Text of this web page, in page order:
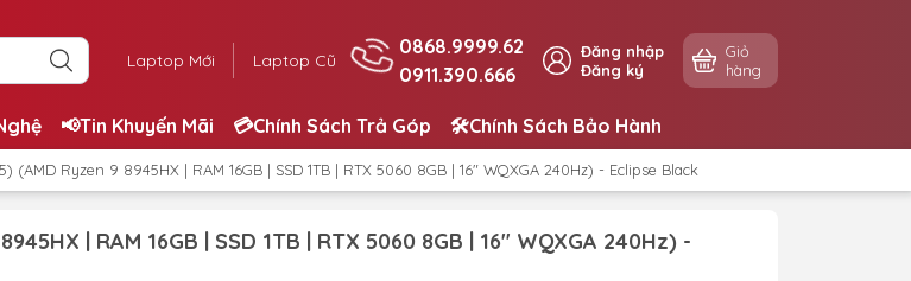
Laptop Mới Laptop Cũ
0868.9999.62
0911.390.666
Đăng nhập
Đăng ký
Giỏ
hàng
📢Tin Khuyến Mãi 💳Chính Sách Trả Góp 🛠️Chính Sách Bảo Hành
Ryzen 9 8945HX | RAM 16GB | SSD 1TB | RTX 5060 8GB | 16" WQXGA 240Hz) - Eclipse Black
| RAM 16GB | SSD 1TB | RTX 5060 8GB | 16" WQXGA 240Hz) -